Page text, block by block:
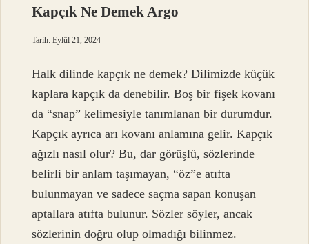
Kapçık Ne Demek Argo
Tarih: Eylül 21, 2024
Halk dilinde kapçık ne demek? Dilimizde küçük
kaplara kapçık da denebilir. Boş bir fişek kovanı
da “snap” kelimesiyle tanımlanan bir durumdur.
Kapçık ayrıca arı kovanı anlamına gelir. Kapçık
ağızlı nasıl olur? Bu, dar görüşlü, sözlerinde
belirli bir anlam taşımayan, “öz”e atıfta
bulunmayan ve sadece saçma sapan konuşan
aptallara atıfta bulunur. Sözler söyler, ancak
sözlerinin doğru olup olmadığı bilinmez.